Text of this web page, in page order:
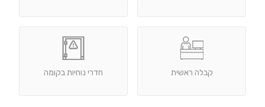
קבלה ראשית חדרי נוחיות בקומה